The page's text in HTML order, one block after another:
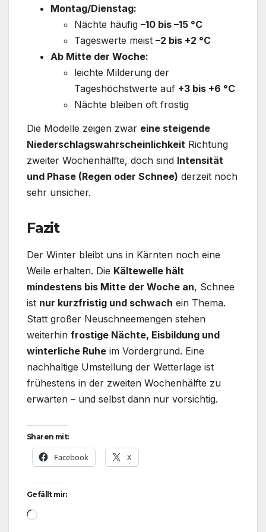
Montag/Dienstag:
Nächte häufig –10 bis –15 °C
Tageswerte meist –2 bis +2 °C
Ab Mitte der Woche:
leichte Milderung der
Tageshöchstwerte auf +3 bis +6 °C
Nächte bleiben oft frostig
Die Modelle zeigen zwar eine steigende
Niederschlagswahrscheinlichkeit Richtung
zweiter Wochenhälfte, doch sind Intensität
und Phase (Regen oder Schnee) derzeit noch
sehr unsicher.
Fazit
Der Winter bleibt uns in Kärnten noch eine
Weile erhalten. Die Kältewelle hält
mindestens bis Mitte der Woche an, Schnee
ist nur kurzfristig und schwach ein Thema.
Statt großer Neuschneemengen stehen
weiterhin frostige Nächte, Eisbildung und
winterliche Ruhe im Vordergrund. Eine
nachhaltige Umstellung der Wetterlage ist
frühestens in der zweiten Wochenhälfte zu
erwarten – und selbst dann nur vorsichtig.
Sharen mit:
Facebook X
Gefällt mir:
Wird